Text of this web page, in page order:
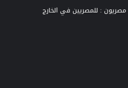
مصريون : للمصريين في الخارج